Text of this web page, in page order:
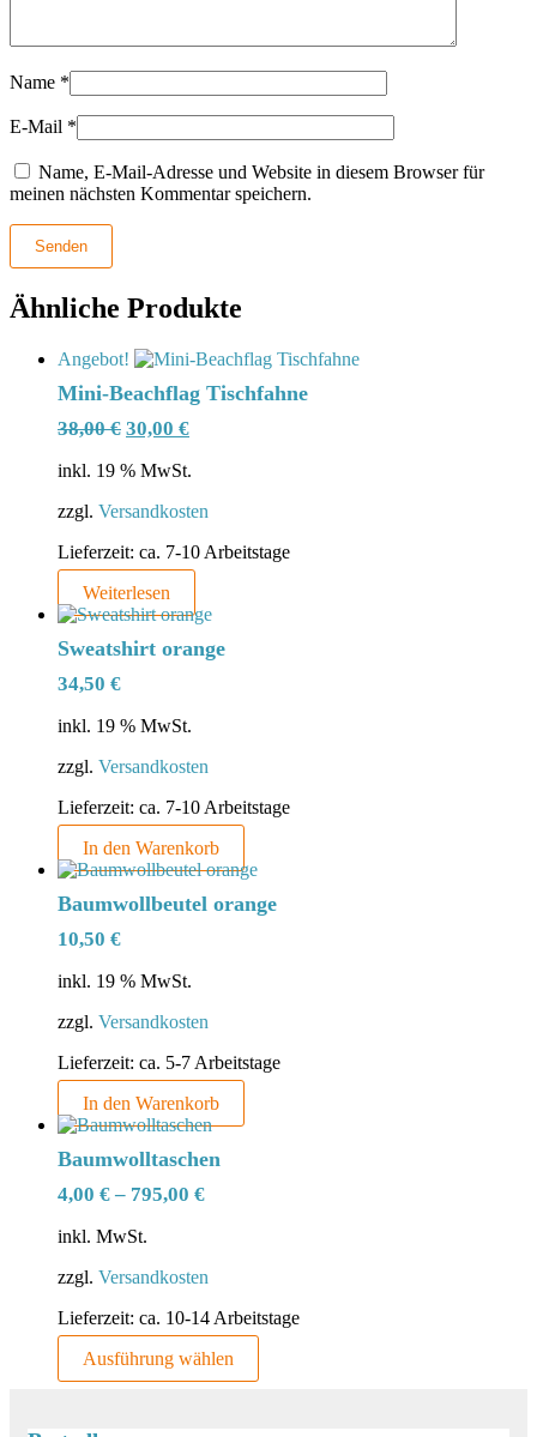
Name *
E-Mail *
Name, E-Mail-Adresse und Website in diesem Browser für
meinen nächsten Kommentar speichern.
Ähnliche Produkte
Angebot!
Mini-Beachflag Tischfahne
38,00€ Ursprünglicher
war:
30,00 €Aktueller
ist:
inkl. 19 % MwSt.
zzgl. Versandkosten
Lieferzeit: ca. 7-10 Arbeitstage
Weiterlesen
Sweatshirt orange
34,50 €
inkl. 19 % MwSt.
zzgl. Versandkosten
Lieferzeit: ca. 7-10 Arbeitstage
In den Warenkorb
Baumwollbeutel orange
10,50 €
inkl. 19 % MwSt.
zzgl. Versandkosten
Lieferzeit: ca. 5-7 Arbeitstage
In den Warenkorb
Baumwolltaschen
4,00 € – 795,00 €
inkl. MwSt.
zzgl. Versandkosten
Lieferzeit: ca. 10-14 Arbeitstage
Ausführung wählen
Produkt